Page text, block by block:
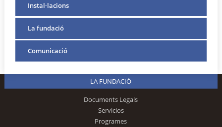
Instal·lacions
La fundació
Comunicació
LA FUNDACIÓ
Documents Legals
Servicios
Programes